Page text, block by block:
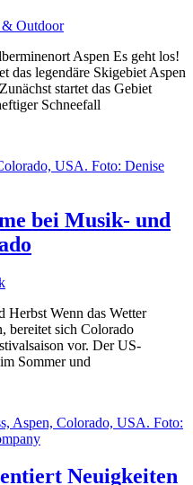
Outdoor
Aspen Es geht los!
das legendäre Skigebiet Aspen
startet das Gebiet
Schneefall
bei Musik- und
Herbst Wenn das Wetter
bereitet sich Colorado
vor. Der US-
Sommer und
Neuigkeiten